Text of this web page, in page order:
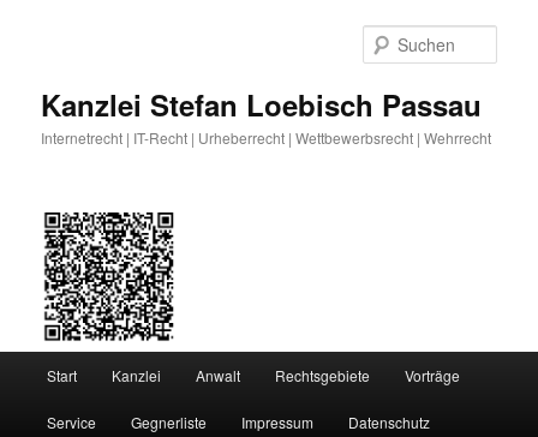
Kanzlei Stefan Loebisch Passau
Internetrecht | IT-Recht | Urheberrecht | Wettbewerbsrecht | Wehrrecht
Start Kanzlei Anwalt Rechtsgebiete Vorträge
Service Gegnerliste Impressum Datenschutz